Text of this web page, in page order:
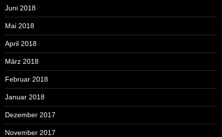
Juni 2018
Mai 2018
April 2018
März 2018
Februar 2018
Januar 2018
Dezember 2017
November 2017